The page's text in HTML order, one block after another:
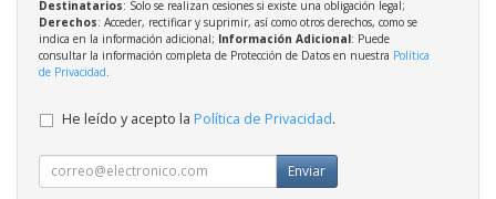
Destinatarios: Solo se realizan cesiones si existe una obligación legal;
Derechos: Acceder, rectificar y suprimir, así como otros derechos, como se
indica en la información adicional; Información Adicional: Puede
consultar la información completa de Protección de Datos en nuestra Política
de Privacidad
He leído y acepto la Política de Privacidad.
Enviar